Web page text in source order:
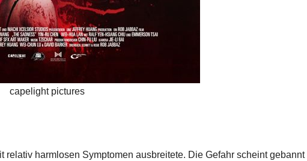
capelight pictures
relativ harmlosen Symptomen ausbreitete. Die Gefahr scheint gebannt